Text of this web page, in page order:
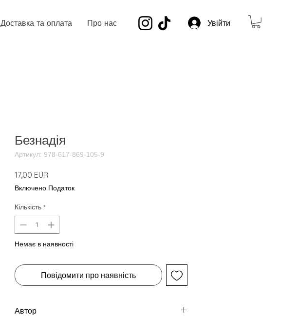
Доставка та оплата Про нас Увійти
Безнадія
Артикул: 978-617-869-105-9
17,00 EUR
Включено Податок
Кількість *
Немає в наявності
Повідомити про наявність
Автор